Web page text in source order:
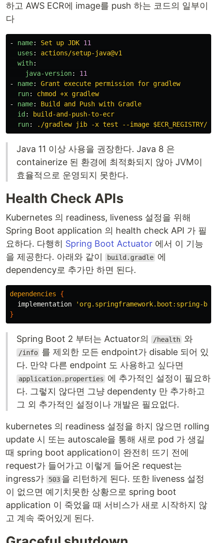
하고 AWS ECR에 image를 push 하는 코드의 일부이
다
- name: Set up JDK 11
uses :
actions/setup-java@v1
with:
java-version:
11
-
name:
Grant execute permission for gradlew
run:
chmod +x gradlew
-
name:
Build and Push with Gradle
id :
build-and-push-to-ecr
run: ./gradlew jib -x test --image $ECR_REGISTRY/
Java 11 이상 사용을 권장한다. Java 8 은
containerize 된 환경에 최적화되지 않아 JVM이
효율적으로 운영되지 못한다.
Health Check APIs
Kubernetes 의 readiness, liveness 설정을 위해
Spring Boot application 의 health check API 가 필
요하다. 다행히 Spring Boot Actuator 에서 이 기능
을 제공한다. 아래와 같이
build.gradle 에
dependency로 추가만 하면 된다.
dependencies
{
implementation
'org.springframework.boot:spring-
}
Spring Boot 2 부터는 Actuator의 /health 와
/info 를 제외한 모든 endpoint가 disable 되어 있
다. 만약 다른 endpoint 도 사용하고 싶다면
application.properties
에 추가적인 설정이 필요하
다. 그렇지 않다면 그냥 dependenty 만 추가하고
그 외 추가적인 설정이나 개발은 필요없다.
kubernetes 의 readiness 설정을 하지 않으면 rolling
update 시 또는 autoscale을 통해 새로 pod 가 생길
때 spring boot application이 완전히 뜨기 전에
request가 들어가고 이렇게 들어온 request는
ingress가
503 을 리턴하게 된다. 또한 liveness 설정
이 없으면 예기치못한 상황으로 spring boot
application 이 죽었을 때 서비스가 새로 시작하지 않
고 계속 죽어있게 된다.